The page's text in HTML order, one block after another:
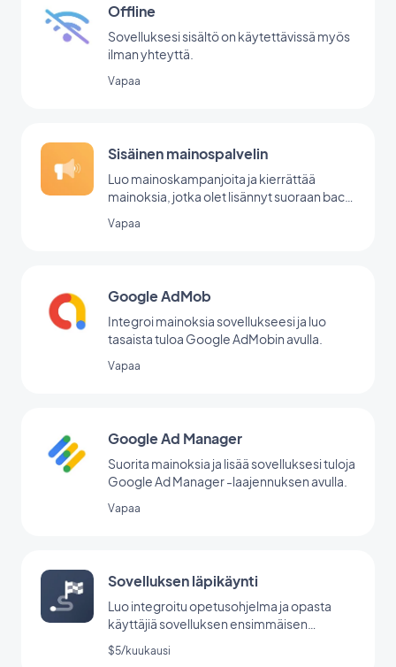
Offline
Sovelluksesi sisältö on käytettävissä myös
ilman yhteyttä.
Vapaa
Sisäinen mainospalvelin
Luo mainoskampanjoita ja kierrättää
mainoksia, jotka olet lisännyt suoraan back
Vapaa
Google AdMob
Integroi mainoksia sovellukseesi ja luo
tasaista tuloa Google AdMobin avulla.
Vapaa
Google Ad Manager
Suorita mainoksia ja lisää sovelluksesi tuloja
Google Ad Manager -laajennuksen avulla.
Vapaa
Sovelluksen läpikäynti
Luo integroitu opetusohjelma ja opasta
käyttäjiä sovelluksen ensimmäisen
käynnistyksen aikana.
$5/kuukausi